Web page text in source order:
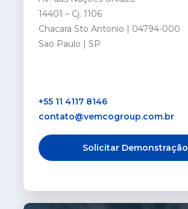
14401 – Cj. 1106
Chacara Sto Antonio | 04794-000
Sao Paulo | SP
+55 11 4117 8146
contato@vemcogroup.com.br
Solicitar Demonstração